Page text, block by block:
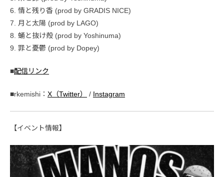
6. 情と残り香 (prod by GRADIS NICE)
7. 月と太陽 (prod by LAGO)
8. 蛹と抜け殻 (prod by Yoshinuma)
9. 罪と憂鬱 (prod by Dopey)
■配信リンク
■rkemishi： X（Twitter） / Instagram
【イベント情報】